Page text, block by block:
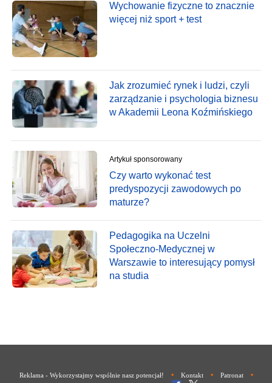
Wychowanie fizyczne to znacznie
więcej niż sport + test
Jak zrozumieć rynek i ludzi, czyli
zarządzanie i psychologia biznesu
w Akademii Leona Koźmińskiego
Artykuł sponsorowany
Czy warto wykonać test
predyspozycji zawodowych po
maturze?
Pedagogika na Uczelni
Społeczno-Medycznej w
Warszawie to interesujący pomysł
na studia
Reklama - Wykorzystajmy wspólnie nasz potencjał! • Kontakt • Patronat •